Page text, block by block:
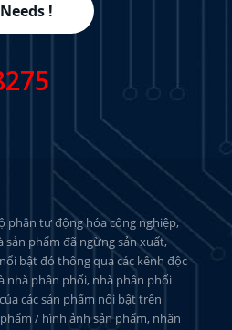
!
phận tự động hóa công nghiệp,
sản phẩm đã ngừng sản xuất,
bật đó thông qua các kênh độc
nhà phân phối, nhà phân phối
các sản phẩm nổi bật trên
/ hình ảnh sản phẩm, nhãn